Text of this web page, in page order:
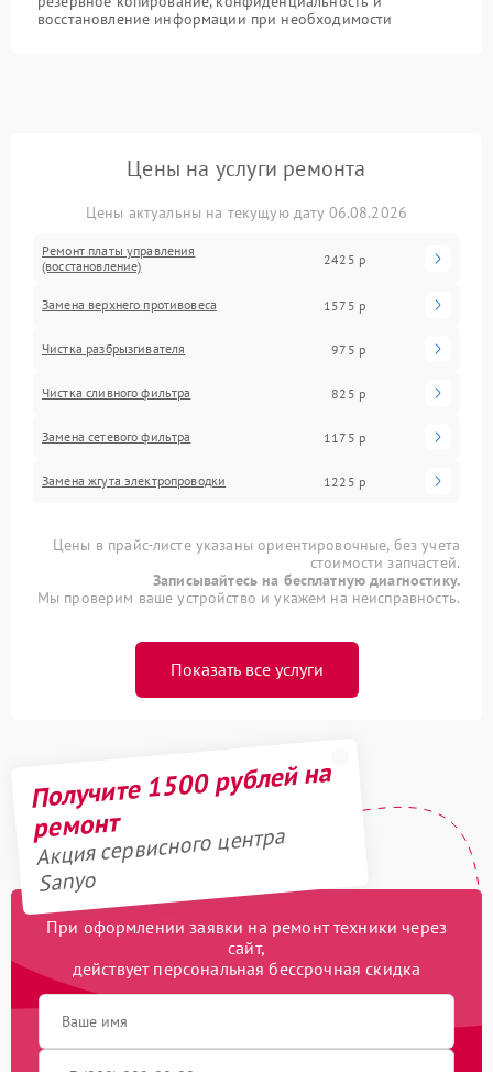
восстановление информации при необходимости
Цены на услуги ремонта
Цены актуальны на текущую дату 06.08.2026
Ремонт платы управления
(восстановление)
2425 р
Замена верхнего противовеса 1575 р
Чистка разбрызгивателя 975 р
Чистка сливного фильтра 825 р
Замена сетевого фильтра 1175 р
Замена жгута электропроводки 1225 р
Цены в прайс-листе указаны ориентировочные, без учета
стоимости запчастей.
Записывайтесь на бесплатную диагностику.
Мы проверим ваше устройство и укажем на неисправность.
Показать все услуги
Получите 1500 рублей на
ремонт
Акция сервисного центра
Sanyo
При оформлении заявки на ремонт техники через
сайт,
действует персональная бессрочная скидка